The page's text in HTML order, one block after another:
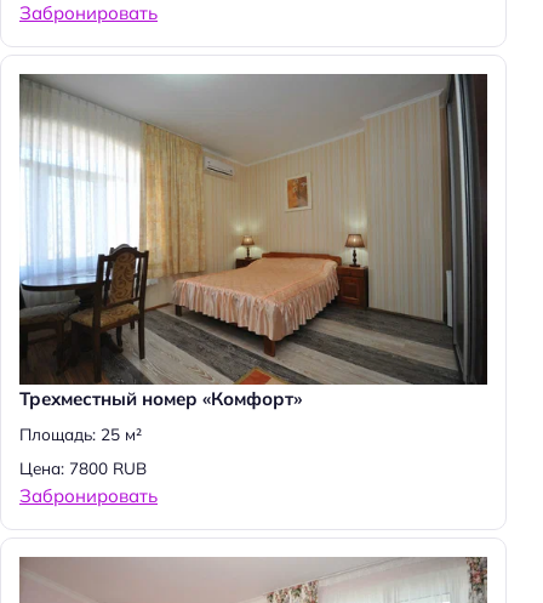
Забронировать
Трехместный номер «Комфорт»
Площадь: 25 м²
Цена: 7800 RUB
Забронировать